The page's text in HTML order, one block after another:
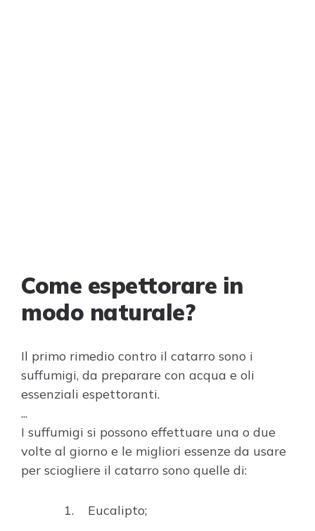
Come espettorare in
modo naturale?
Il primo rimedio contro il catarro sono i
suffumigi, da preparare con acqua e oli
essenziali espettoranti.
...
I suffumigi si possono effettuare una o due
volte al giorno e le migliori essenze da usare
per sciogliere il catarro sono quelle di:
Eucalipto;